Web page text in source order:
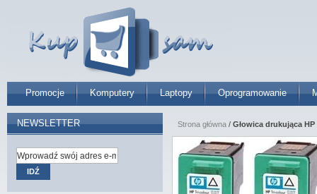
Promocje Komputery Laptopy Oprogramowanie
Strona główna / Głowica drukująca
NEWSLETTER
IDŹ